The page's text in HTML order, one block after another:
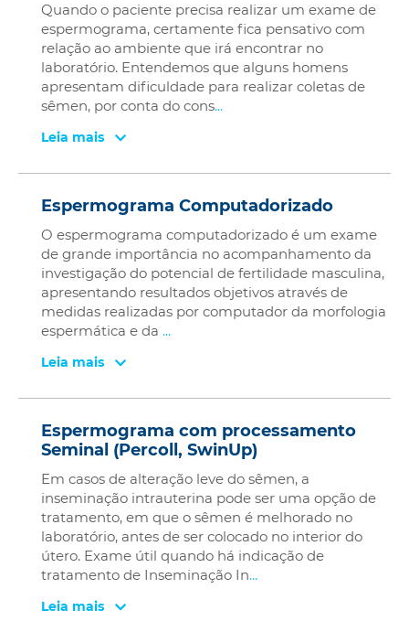
Quando o paciente precisa realizar um exame de
espermograma, certamente fica pensativo com
relação ao ambiente que irá encontrar no
laboratório. Entendemos que alguns homens
apresentam dificuldade para realizar coletas de
sêmen, por conta do cons...
Leia mais
Espermograma Computadorizado
O espermograma computadorizado é um exame
de grande importância no acompanhamento da
investigação do potencial de fertilidade masculina,
apresentando resultados objetivos através de
medidas realizadas por computador da morfologia
espermática e da ...
Leia mais
Espermograma com processamento
Seminal (Percoll, SwinUp)
Em casos de alteração leve do sêmen, a
inseminação intrauterina pode ser uma opção de
tratamento, em que o sêmen é melhorado no
laboratório, antes de ser colocado no interior do
útero. Exame útil quando há indicação de
tratamento de Inseminação In...
Leia mais